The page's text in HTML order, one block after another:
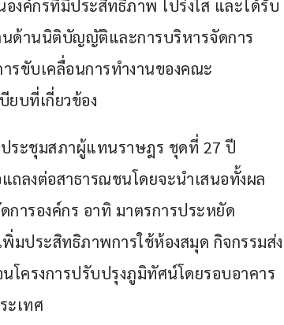
งค์กรที่มีประสิทธิภาพ โปร่งใส และได้รับ
ด้านนิติบัญญัติและการบริหารจัดการ
รขับเคลื่อนการทำงานของคณะ
ยบที่เกี่ยวข้อง
ระชุมสภาผู้แทนราษฎร ชุดที่ 27 ปี
ถลงต่อสาธารณชนโดยจะนำเสนอทั้งผล
ารองค์กร อาทิ มาตรการประหยัด
มประสิทธิภาพการใช้ห้องสมุด กิจกรรมส่ง
ครงการปรับปรุงภูมิทัศน์โดยรอบอาคาร
ะเทศ